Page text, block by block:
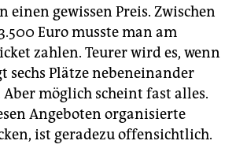
einen gewissen Preis. Zwischen
Euro musste man am
zahlen. Teurer wird es, wenn
sechs Plätze nebeneinander
Aber möglich scheint fast alles.
Angeboten organisierte
ist geradezu offensichtlich.